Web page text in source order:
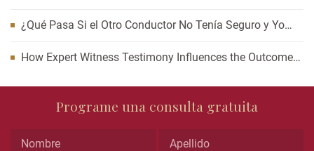
Programe una consulta gratuita
This
¿Qué Pasa Si el Otro Conductor No Tenía Seguro y Yo
How Expert Witness Testimony Influences the Outcome